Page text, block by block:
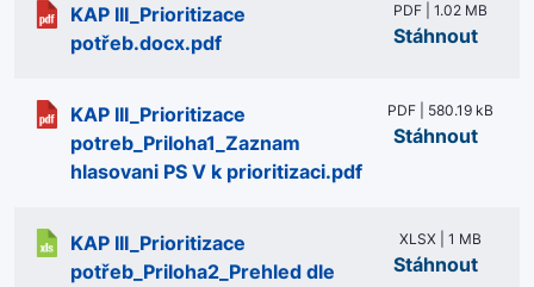
KAP III_Prioritizace
potřeb.docx.pdf
PDF | 1.02 MB
Stáhnout
KAP III_Prioritizace
potreb_Priloha1_Zaznam
hlasovani PS V k prioritizaci.pdf
PDF | 580.19 kB
Stáhnout
KAP III_Prioritizace
potřeb_Priloha2_Prehled dle
XLSX | 1 MB
Stáhnout